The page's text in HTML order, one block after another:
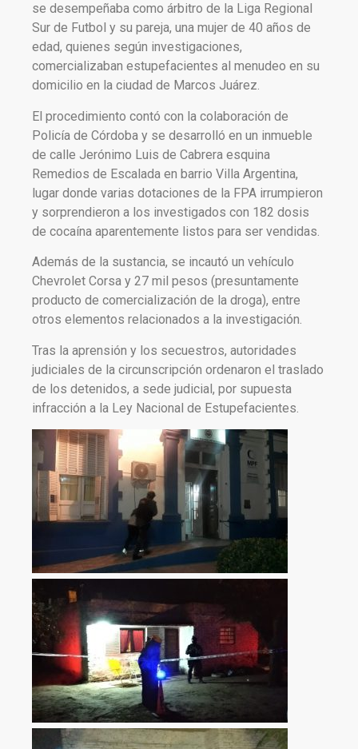
se desempeñaba como árbitro de la Liga Regional
Sur de Futbol y su pareja, una mujer de 40 años de
edad, quienes según investigaciones,
comercializaban estupefacientes al menudeo en su
domicilio en la ciudad de Marcos Juárez.
El procedimiento contó con la colaboración de
Policía de Córdoba y se desarrolló en un inmueble
de calle Jerónimo Luis de Cabrera esquina
Remedios de Escalada en barrio Villa Argentina,
lugar donde varias dotaciones de la FPA irrumpieron
y sorprendieron a los investigados con 182 dosis
de cocaína aparentemente listos para ser vendidas.
Además de la sustancia, se incautó un vehículo
Chevrolet Corsa y 27 mil pesos (presuntamente
producto de comercialización de la droga), entre
otros elementos relacionados a la investigación.
Tras la aprensión y los secuestros, autoridades
judiciales de la circunscripción ordenaron el traslado
de los detenidos, a sede judicial, por supuesta
infracción a la Ley Nacional de Estupefacientes.